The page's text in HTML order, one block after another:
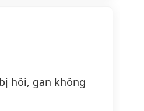
hôi, gan không